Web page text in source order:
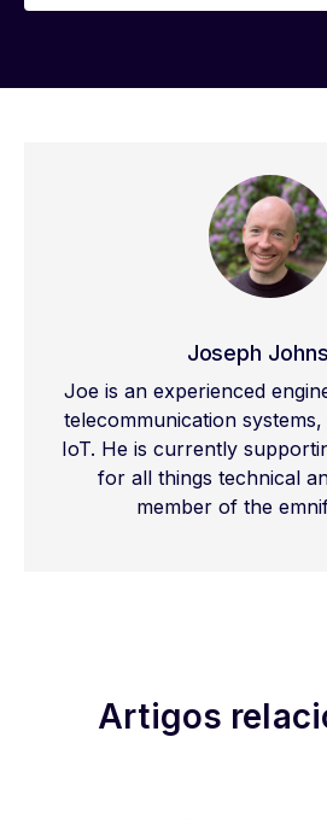
Joseph
Joe is an experienced
telecommunication
IoT. He is currently
for all things technical
member of the
Artigos